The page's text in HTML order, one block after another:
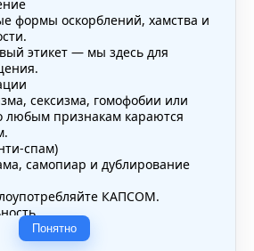
формы оскорблений, хамства и
этикет — мы здесь для
сексизма, гомофобии или
любым признакам караются
спам)
самопиар и дублирование
КАПСОМ.
данные — свои или чужие
документы).
Понятно